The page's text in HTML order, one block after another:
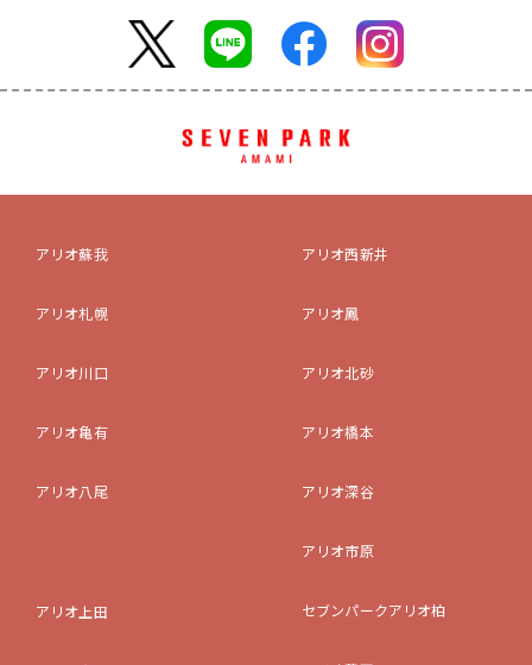
アリオ蘇我
アリオ札幌
アリオ川口
アリオ亀有
アリオ八尾
アリオ上田
アリオ西新井
アリオ鳳
アリオ北砂
アリオ橋本
アリオ深谷
アリオ市原
セブンパークアリオ柏